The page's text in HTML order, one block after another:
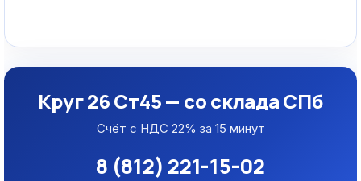
Круг 26 Ст45 — со склада СПб
Счёт с НДС 22% за 15 минут
8 (812) 221-15-02